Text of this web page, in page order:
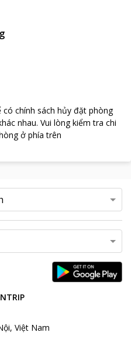
chính sách hủy đặt phòng
nhau. Vui lòng kiểm tra chi
ở phía trên
Việt Nam